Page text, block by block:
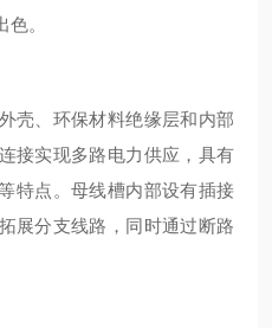
。
壳、环保材料绝缘层和内部
接实现多路电力供应，具有
特点‌。母线槽内部设有插接
展分支线路，同时通过断路